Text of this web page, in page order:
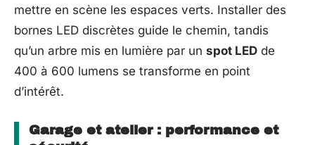
mettre en scène les espaces verts. Installer des
bornes LED discrètes guide le chemin, tandis
qu’un arbre mis en lumière par un spot LED de
400 à 600 lumens se transforme en point
d’intérêt.
Garage et atelier : performance et